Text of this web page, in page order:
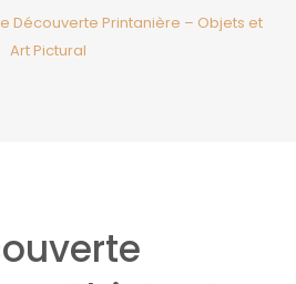
Découverte Printanière – Objets et
Art Pictural